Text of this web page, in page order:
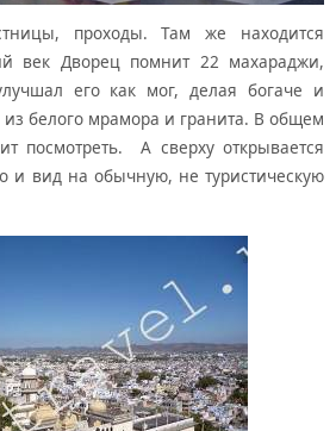
проходы. Там же находится
век Дворец помнит 22 махараджи,
его как мог, делая богаче и
из белого мрамора и гранита. В общем
посмотреть. А сверху открывается
и вид на обычную, не туристическую